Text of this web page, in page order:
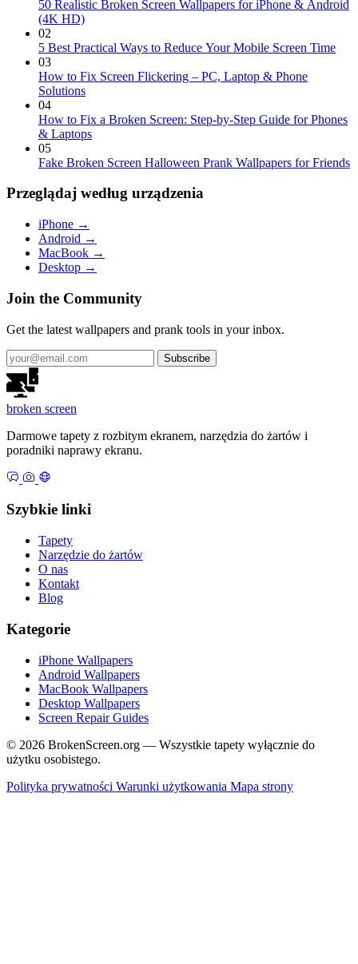
50 Realistic Broken Screen Wallpapers for iPhone & Android
(4K HD)
02
5 Best Practical Ways to Reduce Your Mobile Screen Time
03
How to Fix Screen Flickering – PC, Laptop & Phone
Solutions
04
How to Fix a Broken Screen: Step-by-Step Guide for Phones
& Laptops
05
Fake Broken Screen Halloween Prank Wallpapers for Friends
Przeglądaj według urządzenia
iPhone →
Android →
MacBook →
Desktop →
Join the Community
Get the latest wallpapers and prank tools in your inbox.
Subscribe
broken screen
Darmowe tapety z rozbitym ekranem, narzędzia do żartów i
poradniki naprawy ekranu.
Szybkie linki
Tapety
Narzędzie do żartów
O nas
Kontakt
Blog
Kategorie
iPhone Wallpapers
Android Wallpapers
MacBook Wallpapers
Desktop Wallpapers
Screen Repair Guides
© 2026 BrokenScreen.org — Wszystkie tapety wyłącznie do
użytku osobistego.
Polityka prywatności Warunki użytkowania Mapa strony